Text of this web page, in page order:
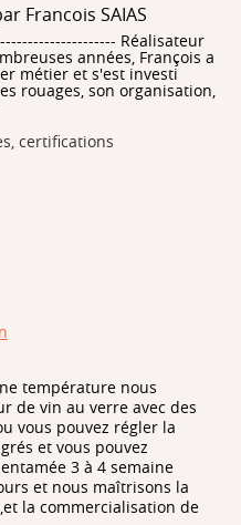
Francois SAIAS
Réalisateur
années, François a
métier et s'est investi
rouages, son organisation,
certifications
température nous
de vin au verre avec des
vous pouvez régler la
et vous pouvez
3 à 4 semaine
et nous maîtrisons la
la commercialisation de